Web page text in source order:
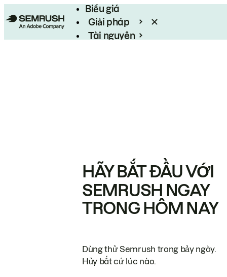
Biểu giá
Giải pháp
Tài nguyên
HÃY BẮT ĐẦU VỚI
SEMRUSH NGAY
TRONG HÔM NAY
Dùng thử Semrush trong bảy ngày.
Hủy bất cứ lúc nào.